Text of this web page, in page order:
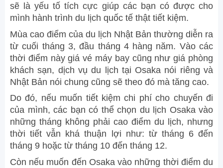
sẽ là yếu tố tích cực giúp các bạn có được cho
mình hành trình du lịch quốc tế thật tiết kiệm.
Mùa cao điểm của du lịch Nhật Bản thường diễn ra
từ cuối tháng 3, đầu tháng 4 hàng năm. Vào các
thời điểm này giá vé máy bay cũng như giá phòng
khách sạn, dịch vụ du lịch tại Osaka nói riêng và
Nhật Bản nói chung cũng sẽ theo đó mà tăng cao.
Do đó, nếu muốn tiết kiệm chi phí cho chuyến đi
của mình, các bạn có thể chọn du lịch Osaka vào
những tháng không phải cao điểm du lịch, nhưng
thời tiết vẫn khá thuận lợi như: từ tháng 6 đến
tháng 9 hoặc từ tháng 10 đến tháng 12.
Còn nếu muốn đến Osaka vào những thời điểm du